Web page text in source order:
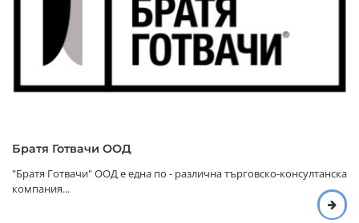
Братя Готвачи ООД
"Братя Готвачи" ООД е една по - различна търговско-консултанска
компания...